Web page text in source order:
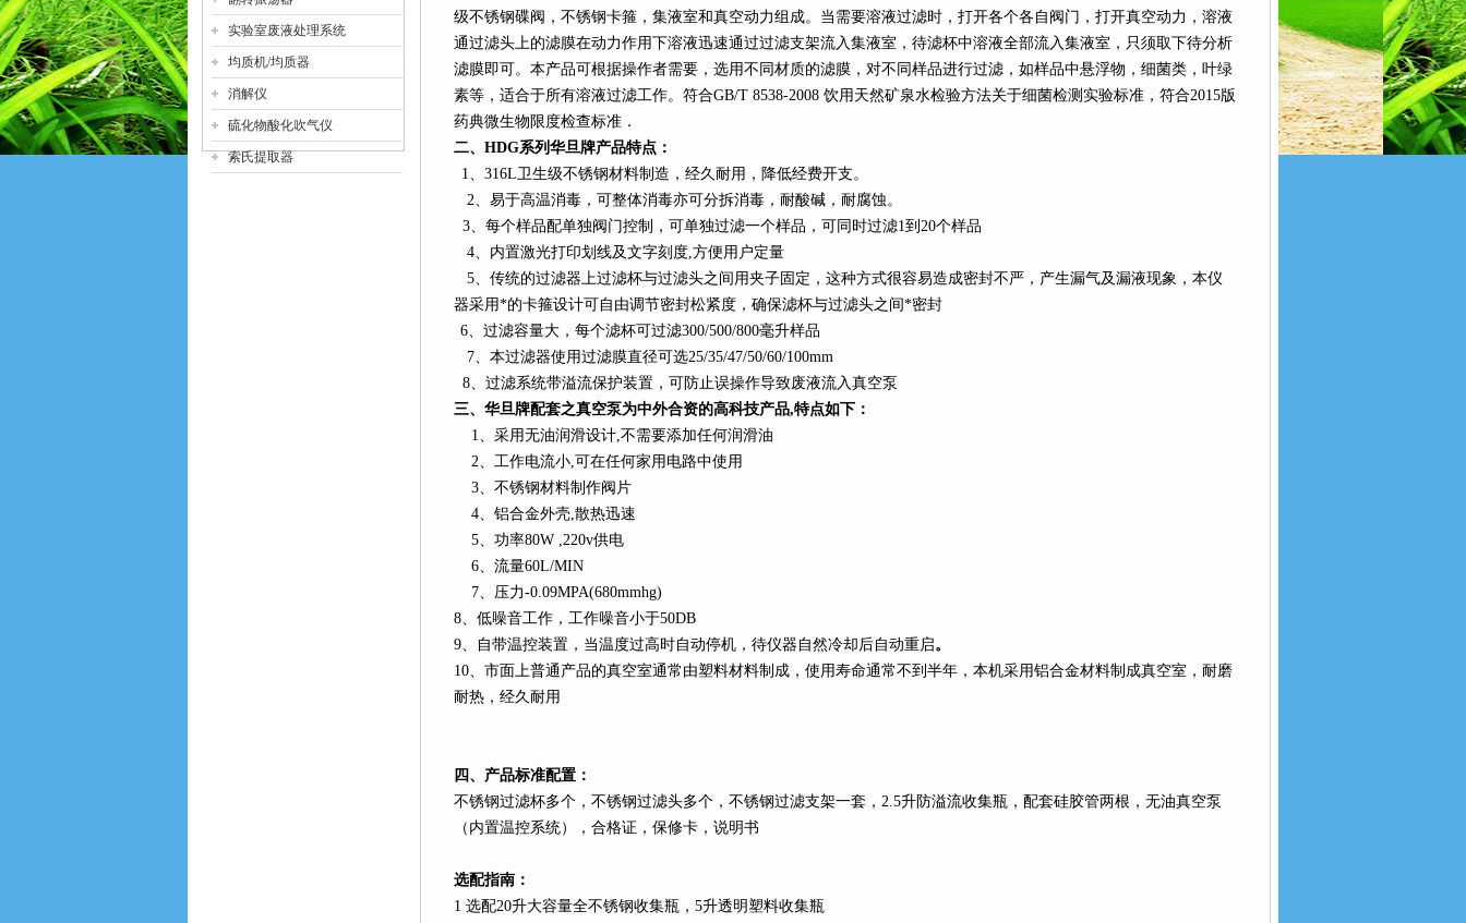
实验室废液处理系统
均质机/均质器
消解仪
硫化物酸化吹气仪
索氏提取器
级不锈钢碟阀，不锈钢卡箍，集液室和真空动力组成。当需要溶液过滤时，打开各个各自阀门，打开真空动力，溶液
通过滤头上的滤膜在动力作用下溶液迅速通过过滤支架流入集液室，待滤杯中溶液全部流入集液室，只须取下待分析
滤膜即可。本产品可根据操作者需要，选用不同材质的滤膜，对不同样品进行过滤，如样品中悬浮物，细菌类，叶绿
素等，适合于所有溶液过滤工作。符合GB/T 8538-2008 饮用天然矿泉水检验方法关于细菌检测实验标准，符合2015版
药典微生物限度检查标准．
二、 HDG系列 华旦牌产品特点：
1、 316L卫生级不锈钢材料制造，经久耐用，降低经费开支。
2、易于高温消毒，可整体消毒亦可分拆消毒，耐酸碱，耐腐蚀。
3、每个样品配单独阀门控制，可单独过滤一个样品，可同时过滤1到20个样品
4、内置激光打印划线及文字刻度,方便用户定量
5、传统的过滤器上过滤杯与过滤头之间用夹子固定，这种方式很容易造成密封不严，产生漏气及漏液现象，本仪
器采用*的卡箍设计可自由调节密封松紧度，确保滤杯与过滤头之间*密封
6、过滤容量大，每个滤杯可过滤300/500/800毫升样品
7、本过滤器使用过滤膜直径可选25/35/47/50/60/100mm
8、过滤系统带溢流保护装置，可防止误操作导致废液流入真空泵
三、华旦牌配套之真空泵为中外合资的高科技产品,特点如下：
1、采用无油润滑设计,不需要添加任何润滑油
2、工作电流小,可在任何家用电路中使用
3、不锈钢材料制作阀片
4、铝合金外壳,散热迅速
5、功率80W ,220v供电
6、流量60L/MIN
7、压力-0.09MPA(680mmhg)
8、低噪音工作，工作噪音小于50DB
9、自带温控装置，当温度过高时自动停机，待仪器自然冷却后自动重启。
10、市面上普通产品的真空室通常由塑料材料制成，使用寿命通常不到半年，本机采用铝合金材料制成真空室，耐磨
耐热，经久耐用
四、产品标准配置：
不锈钢过滤杯多个，不锈钢过滤头多个，不锈钢过滤支架一套， 2.5升防溢流收集瓶，配套硅胶管两根，无油真空泵
（内置温控系统），合格证，保修卡，说明书
选配指南：
1 选配20升大容量全不锈钢收集瓶， 5升透明塑料收集瓶